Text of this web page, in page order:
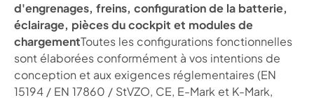
d'engrenages, freins, configuration de la batterie,
éclairage, pièces du cockpit et modules de
chargementToutes les configurations fonctionnelles
sont élaborées conformément à vos intentions de
conception et aux exigences réglementaires (EN
15194 / EN 17860 / StVZO, CE, E-Mark et K-Mark,